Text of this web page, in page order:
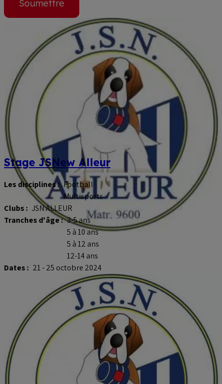
Stage JSNew Alleur
Les disciplines : Football
Multisports
Clubs : JSN ALLEUR
Tranches d'âge : 3-5 ans
5 à 10 ans
5 à 12 ans
12-14 ans
Dates : 21 - 25 octobre 2024